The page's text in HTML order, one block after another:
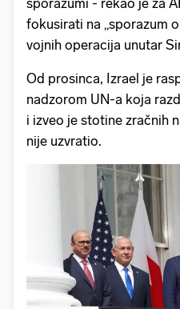
fokusirati na „sporazum
vojnih operacija unutar
Od prosinca, Izrael je
nadzorom UN-a koja
i izveo je stotine zračnih
nije uzvratio.